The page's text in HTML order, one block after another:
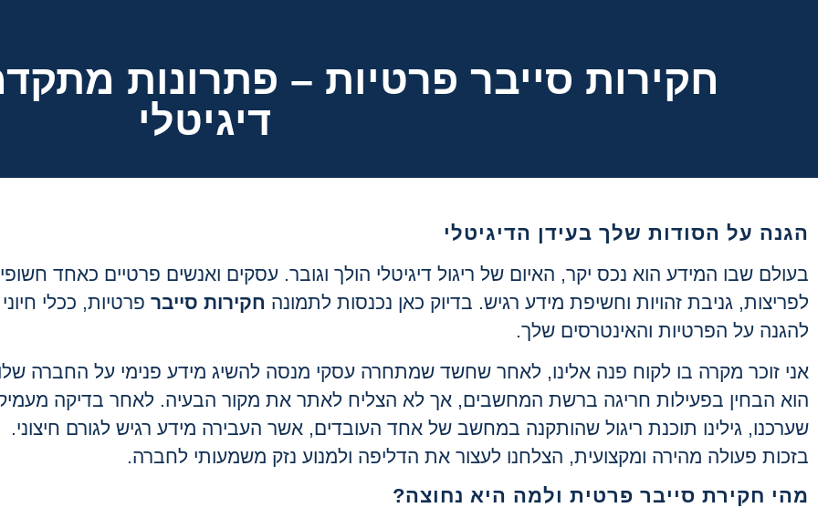
חקירות סייבר פרטיות – פתרונות
דיגיטלי
הגנה על הסודות שלך בעידן הדיגיטלי
בעולם שבו המידע הוא נכס יקר, האיום של ריגול דיגיטלי הולך וגובר. עסקים ואנשים פרטיים כאחד
לפריצות, גניבת זהויות וחשיפת מידע רגיש. בדיוק כאן נכנסות לתמונה חקירות סייבר פרטיות, ככלי חיוני
להגנה על הפרטיות והאינטרסים שלך.
אני זוכר מקרה בו לקוח פנה אלינו, לאחר שחשד שמתחרה עסקי מנסה להשיג מידע פנימי על החברה
הוא הבחין בפעילות חריגה ברשת המחשבים, אך לא הצליח לאתר את מקור הבעיה. לאחר בדיקה
שערכנו, גילינו תוכנת ריגול שהותקנה במחשב של אחד העובדים, אשר העבירה מידע רגיש לגורם חיצוני.
בזכות פעולה מהירה ומקצועית, הצלחנו לעצור את הדליפה ולמנוע נזק משמעותי לחברה.
מהי חקירת סייבר פרטית ולמה היא נחוצה?